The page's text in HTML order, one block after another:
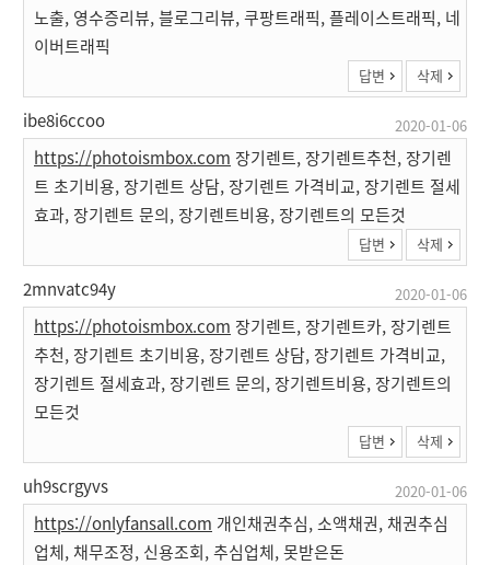
노출, 영수증리뷰, 블로그리뷰, 쿠팡트래픽, 플레이스트래픽, 네
이버트래픽
답변 삭제
ibe8i6ccoo 2020-01-06
https://photoismbox.com 장기렌트, 장기렌트추천, 장기렌
트 초기비용, 장기렌트 상담, 장기렌트 가격비교, 장기렌트 절세
효과, 장기렌트 문의, 장기렌트비용, 장기렌트의 모든것
답변 삭제
2mnvatc94y 2020-01-06
https://photoismbox.com 장기렌트, 장기렌트카, 장기렌트
추천, 장기렌트 초기비용, 장기렌트 상담, 장기렌트 가격비교,
장기렌트 절세효과, 장기렌트 문의, 장기렌트비용, 장기렌트의
모든것
답변 삭제
uh9scrgyvs 2020-01-06
https://onlyfansall.com 개인채권추심, 소액채권, 채권추심
업체, 채무조정, 신용조회, 추심업체, 못받은돈